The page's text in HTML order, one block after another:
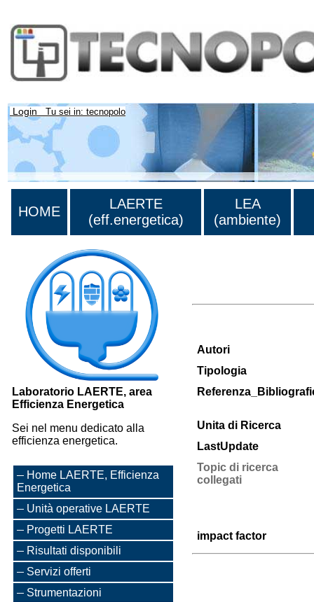
Login Tu sei in: tecnopolo
HOME
LAERTE
(eff.energetica)
LEA
(ambiente)
Laboratorio LAERTE, area
Efficienza Energetica
Sei nel menu dedicato alla
efficienza energetica.
Home LAERTE, Efficienza
Energetica
Unità operative LAERTE
Progetti LAERTE
Risultati disponibili
Servizi offerti
Strumentazioni
Autori
Tipologia
Unita di Ricerca
LastUpdate
Topic di ricerca
collegati
impact factor